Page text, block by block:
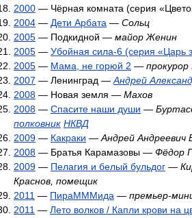
2000 — Чёрная комната (серия
2004 — Дети Арбата — Сольц
2005 — Подкидной — майор Женин
2005 — Убойная сила-6 (серия «Царь
2005 — Мама, не горюй 2 — прокурор
2007 — Ленинград — Андрей
2008 — Новая земля — Махов
2008 — Спасите наши души —
полковник НКВД
2009 — Какраки — Андрей Андреевич
2008 — Братья Карамазовы — Фёдор
2009 — Пелагия и белый бульдог —
Краснов, помещик
2011 — ПираМММида — премьер-
2011 — Лето волков / Капли крови на